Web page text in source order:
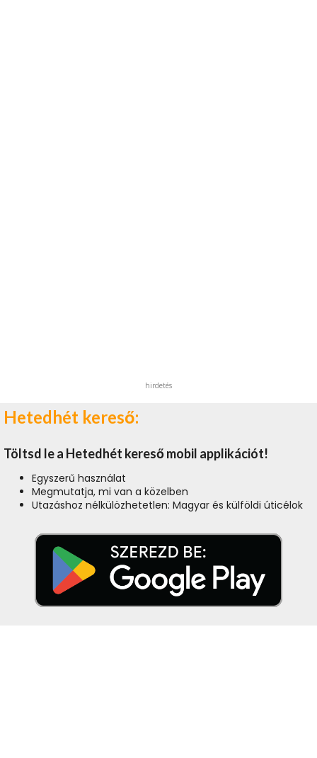
hirdetés
Hetedhét kereső:
Töltsd le a Hetedhét kereső mobil applikációt!
Egyszerű használat
Megmutatja, mi van a közelben
Utazáshoz nélkülözhetetlen: Magyar és külföldi úticélok